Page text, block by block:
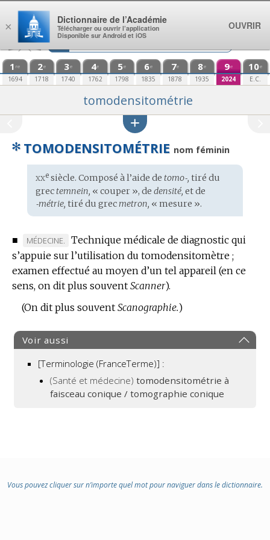
Aller au contenu
1 re
1694
2e
1718
3e
1740
4e
1762
5e
1798
6e
1835
7e
1878
8e
1935
9e
2024
10e
E.C.
tomodensitométrie
✻ TOMODENSITOMÉTRIE nom féminin
Étymologie
:
xxesiècle. Composé à l’aide de tomo‑, tiré du
grectemnein, « couper », de densité, et de
‑métrie, tiré du grecmetron, « mesure ».
■
MARQUE
DE
DOMAINE
:
MÉDECINE.
Technique médicale de diagnostic qui
s’appuie sur l’utilisation du tomodensitomètre ;
examen effectué au moyen d’un tel appareil (en ce
sens, on dit plus souvent Scanner).
(On dit plus souvent Scanographie.)
Voir aussi
[Terminologie (FranceTerme)] :
(Santé et médecine)tomodensitométrie à
faisceau conique / tomographie conique
Vous pouvez cliquer sur n’importe quel mot pour naviguer dans le dictionnaire.
×
Dictionnaire de l’Académie
Télécharger ou ouvrir l’application
Disponible sur Android et iOS
OUVRIR